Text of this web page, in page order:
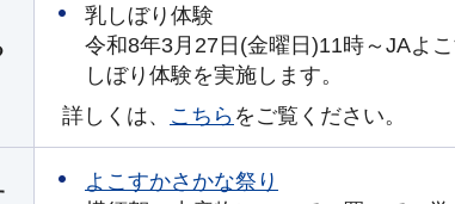
乳しぼり体験
令和8年3月27日(金曜日)11時～JAよ
しぼり体験を実施します。
詳しくは、 こちら をご覧ください。
よこすかさかな祭り